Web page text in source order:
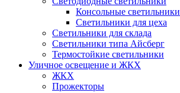
Консольные светильники
Светильники для цеха
Светильники для склада
Светильники типа Айсберг
Термостойкие светильники
Уличное освещение и ЖКХ
ЖКХ
Прожекторы